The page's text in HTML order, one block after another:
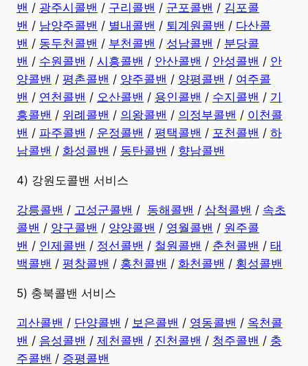
밴 / 광주시콜밴 / 구리콜밴 / 군포콜밴 / 김포콜
밴 / 남양주콜밴 / 별내콜밴 / 퇴계원콜밴 / 다산콜
밴 / 동두천콜밴 / 부천콜밴 / 성남콜밴 / 분당콜
밴 / 수원콜밴 / 시흥콜밴 / 안산콜밴 / 안성콜밴 / 안
양콜밴 / 평촌콜밴 / 양주콜밴 / 양평콜밴 / 여주콜
밴 / 연천콜밴 / 오산콜밴 / 용인콜밴 / 수지콜밴 / 기
흥콜밴 / 위례콜밴 / 의왕콜밴 / 의정부콜밴 / 이천콜
밴 / 파주콜밴 / 운정콜밴 / 평택콜밴 / 포천콜밴 / 하
남콜밴 / 화성콜밴 / 동탄콜밴 / 향남콜밴
4) 강원도콜밴 서비스
강릉콜밴 / 고성군콜밴 / 동해콜밴 / 삼척콜밴 / 속초
콜밴 / 양구콜밴 / 양양콜밴 / 영월콜밴 / 원주콜
밴 / 인제콜밴 / 정선콜밴 / 철원콜밴 / 춘천콜밴 / 태
백콜밴 / 평창콜밴 / 홍천콜밴 / 화천콜밴 / 횡성콜밴
5) 충북콜밴 서비스
괴산콜밴 / 단양콜밴 / 보은콜밴 / 영동콜밴 / 옥천콜
밴 / 음성콜밴 / 제천콜밴 / 진천콜밴 / 청주콜밴 / 충
주콜밴 / 증평콜밴